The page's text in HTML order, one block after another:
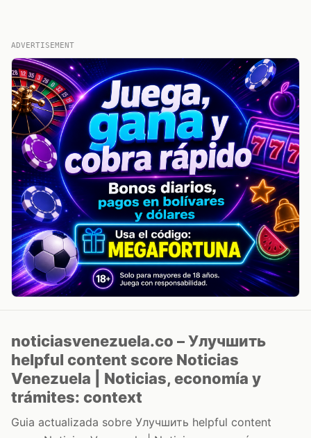
ADVERTISEMENT
noticiasvenezuela.co – Улучшить
helpful content score Noticias
Venezuela | Noticias, economía y
trámites: context
Guia actualizada sobre Улучшить helpful content